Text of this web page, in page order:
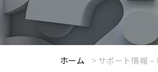
ホーム > サポート情報 –